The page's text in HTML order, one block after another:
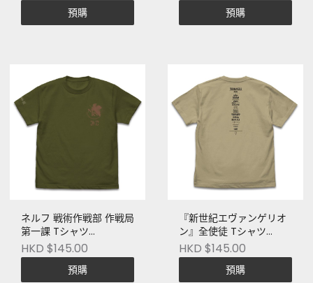
預購 預購
ネルフ 戦術作戦部 作戦局
第一課 Tシャツ
[EVANGELION]
HKD $145.00
預購
『新世紀エヴァンゲリオ
ン』全使徒 Tシャツ
[EVANGELION]
HKD $145.00
預購